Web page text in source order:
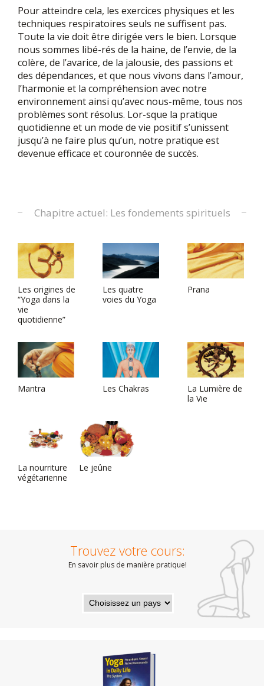
Pour atteindre cela, les exercices physiques et les
techniques respiratoires seuls ne suffisent pas.
Toute la vie doit être dirigée vers le bien. Lorsque
nous sommes libé-rés de la haine, de l’envie, de la
colère, de l’avarice, de la jalousie, des passions et
des dépendances, et que nous vivons dans l’amour,
l’harmonie et la compréhension avec notre
environnement ainsi qu’avec nous-même, tous nos
problèmes sont résolus. Lor-sque la pratique
quotidienne et un mode de vie positif s’unissent
jusqu’à ne faire plus qu’un, notre pratique est
devenue efficace et couronnée de succès.
Chapitre actuel: Les fondements spirituels
Les origines de
“Yoga dans la
vie
quotidienne”
Les quatre
voies du Yoga
Prana
Mantra Les Chakras
La Lumière de
la Vie
La nourriture
végétarienne
Le jeûne
Trouvez votre cours:
En savoir plus de manière pratique!